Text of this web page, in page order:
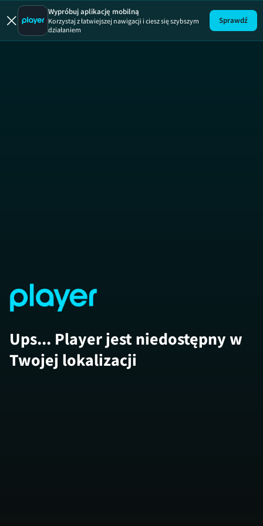
Wypróbuj aplikację mobilną
Korzystaj z łatwiejszej nawigacji i ciesz się szybszym
działaniem
Sprawdź
Ups... Player jest niedostępny w
Twojej lokalizacji